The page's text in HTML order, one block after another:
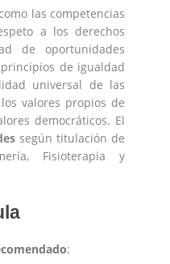
las competencias
a los derechos
de oportunidades
de igualdad
universal de las
valores propios de
democráticos. El
según titulación de
Fisioterapia y
: